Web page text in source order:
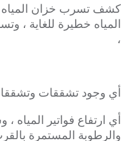
كشف تسرب خزان المياه
المياه خطيرة للغاية ،
،
أي وجود تشققات
أي ارتفاع فواتير المياه
والرطوبة المستمرة